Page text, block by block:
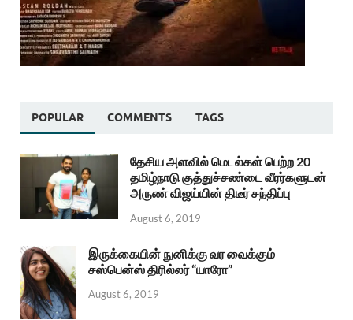
POPULAR COMMENTS TAGS
தேசிய அளவில் மெடல்கள் பெற்ற 20
தமிழ்நாடு குத்துச்சண்டை வீரர்களுடன்
அருண் விஜய்யின் திடீர் சந்திப்பு
August 6, 2019
இருக்கையின் நுனிக்கு வர வைக்கும்
சஸ்பென்ஸ் திரில்லர் “யாரோ”
August 6, 2019